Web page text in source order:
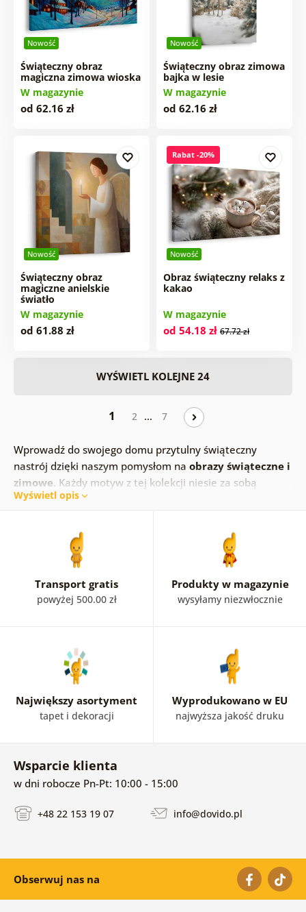
Nowość
Świąteczny obraz
magiczna zimowa wioska
W magazynie
od 62.16 zł
Nowość
Świąteczny obraz zimowa
bajka w lesie
W magazynie
od 62.16 zł
Nowość
Świąteczny obraz
magiczne anielskie
światło
W magazynie
od 61.88 zł
Nowość
Rabat -20%
Obraz świąteczny relaks z
kakao
W magazynie
od 54.18 zł 67.72 zł
WYŚWIETL KOLEJNE 24
1 2 … 7
Wprowadź do swojego domu przytulny świąteczny
nastrój dzięki naszym pomysłom na obrazy świąteczne i
zimowe. Każdy motyw z tej kolekcji niesie za sobą
wyjątkowy urok zimowego czasu i świąt. Nasze
sezonowa — w okresie
możesz je
powiesić w ulubionym miejscu lub postawić opierając o
ścianę i stworzyć przytulną atmosferę. Po świętach łatwo
je wymienisz na inny obraz i schowasz na kolejny sezon.
Wybierz motyw, który ogrzeje Twoją duszę – od
dom? Z naszymi obrazami Twoja zima będzie miała
prawdziwie świąteczny i ciepły wydźwięk.
Wyświetl opis
Transport gratis
powyżej 500.00 zł
Produkty w magazynie
wysyłamy niezwłocznie
Największy asortyment
tapet i dekoracji
Wyprodukowano w EU
najwyższa jakość druku
Wsparcie klienta
w dni robocze Pn-Pt: 10:00 - 15:00
+48 22 153 19 07 info@dovido.pl
Obserwuj nas na